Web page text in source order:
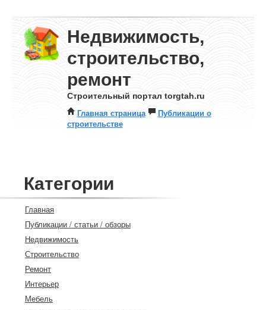
Недвижимость,
строительство,
ремонт
Строительный портал torgtah.ru
Главная страница
Публикации о
строительстве
Категории
Главная
Публикации / статьи / обзоры
Недвижимость
Строительство
Ремонт
Интерьер
Мебель